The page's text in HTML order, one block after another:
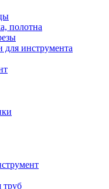
полотна
для инструмента